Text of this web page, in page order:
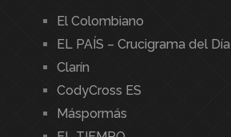
El Colombiano
EL PAÍS – Crucigrama del Día
Clarín
CodyCross ES
Máspormás